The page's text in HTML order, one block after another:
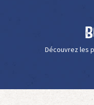
Découvrez les